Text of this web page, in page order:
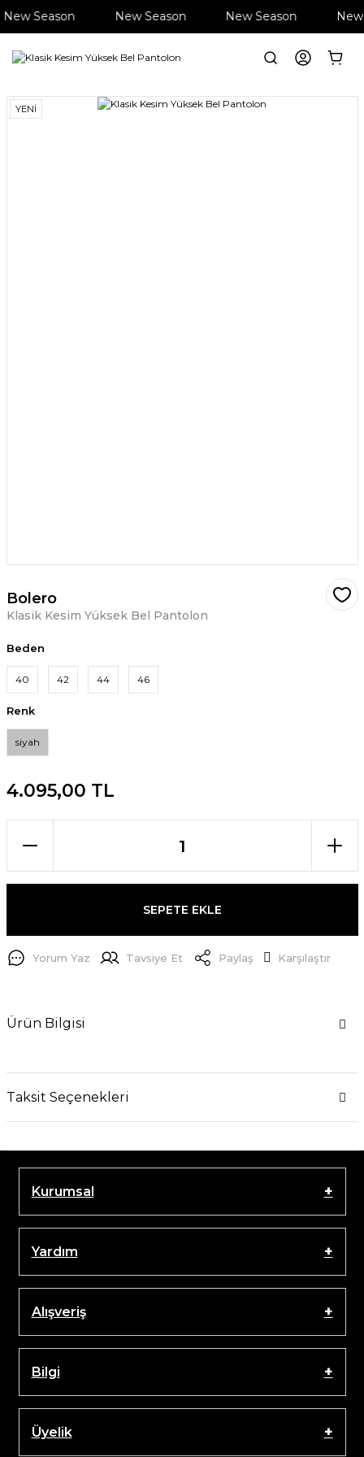
New Season New Season New Season New
Anasayfa Giyim Pantolon Klasik Kesim Yüksek Bel Pantolon
YENİ
Bolero
Klasik Kesim Yüksek Bel Pantolon
Beden
40 42 44 46
Renk
siyah
4.095,00 TL
SEPETE EKLE
Yorum Yaz Tavsiye Et Paylaş Karşılaştır
Ürün Bilgisi
Taksit Seçenekleri
Kurumsal
Yardım
Alışveriş
Bilgi
Üyelik